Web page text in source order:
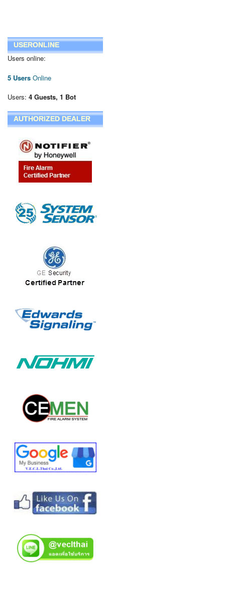
USERONLINE
Users online:
5 Users Online
Users: 4 Guests, 1 Bot
AUTHORIZED DEALER